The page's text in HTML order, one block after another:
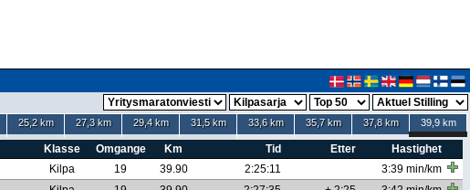
25,2 km 27,3 km 29,4 km 31,5 km 33,6 km 35,7 km 37,8 km 39,9 km
Klasse Omgange Km Tid Etter
Hastighet
Kilpa 19 39.90 2:25:11
3:39 min/km